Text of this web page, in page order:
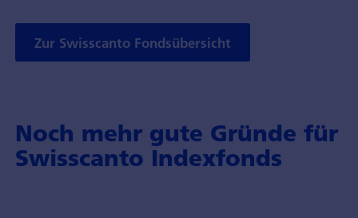
Zur Swisscanto Fondsübersicht
Noch mehr gute Gründe für
Swisscanto Indexfonds